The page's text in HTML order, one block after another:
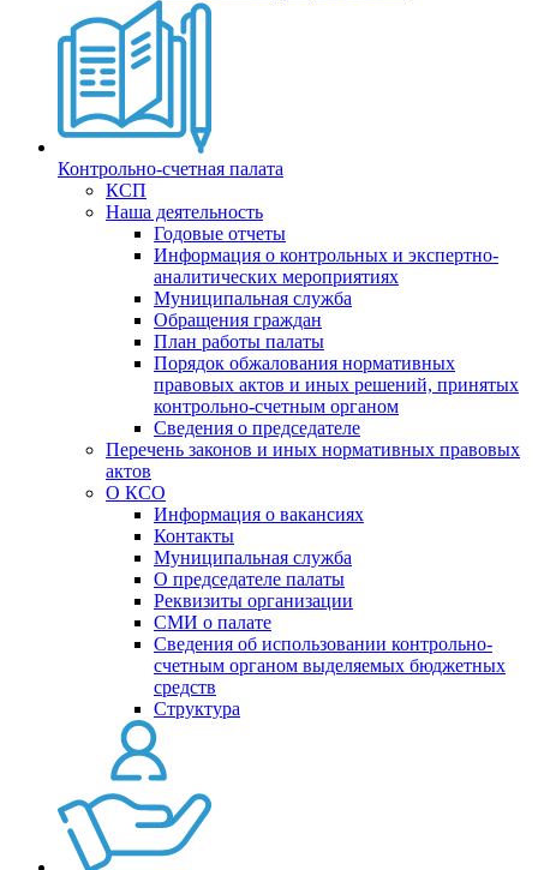
Контрольно-счетная палата
КСП
Наша деятельность
Годовые отчеты
Информация о контрольных и экспертно-
аналитических мероприятиях
Муниципальная служба
Обращения граждан
План работы палаты
Порядок обжалования нормативных
правовых актов и иных решений, принятых
контрольно-счетным органом
Сведения о председателе
Перечень законов и иных нормативных правовых
актов
О КСО
Информация о вакансиях
Контакты
Муниципальная служба
О председателе палаты
Реквизиты организации
СМИ о палате
Сведения об использовании контрольно-
счетным органом выделяемых бюджетных
средств
Структура